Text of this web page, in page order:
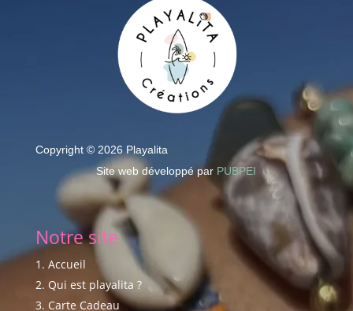
Copyright © 2026 Playalita
Site web développé par PUBPEI
Notre site
Accueil
Qui est playalita ?
Carte Cadeau